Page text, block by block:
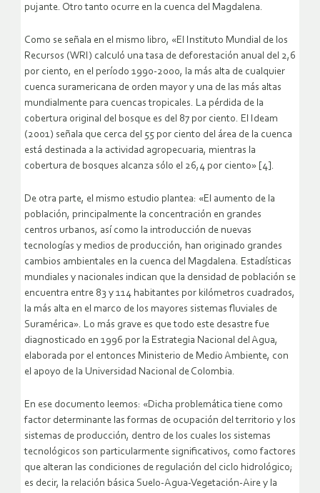
pujante. Otro tanto ocurre en la cuenca del Magdalena.
Como se señala en el mismo libro, «El Instituto Mundial de los
Recursos (WRI) calculó una tasa de deforestación anual del 2,6
por ciento, en el período 1990-2000, la más alta de cualquier
cuenca suramericana de orden mayor y una de las más altas
mundialmente para cuencas tropicales. La pérdida de la
cobertura original del bosque es del 87 por ciento. El Ideam
(2001) señala que cerca del 55 por ciento del área de la cuenca
está destinada a la actividad agropecuaria, mientras la
cobertura de bosques alcanza sólo el 26,4 por ciento» [4].
De otra parte, el mismo estudio plantea: «El aumento de la
población, principalmente la concentración en grandes
centros urbanos, así como la introducción de nuevas
tecnologías y medios de producción, han originado grandes
cambios ambientales en la cuenca del Magdalena. Estadísticas
mundiales y nacionales indican que la densidad de población se
encuentra entre 83 y 114 habitantes por kilómetros cuadrados,
la más alta en el marco de los mayores sistemas fluviales de
Suramérica». Lo más grave es que todo este desastre fue
diagnosticado en 1996 por la Estrategia Nacional del Agua,
elaborada por el entonces Ministerio de Medio Ambiente, con
el apoyo de la Universidad Nacional de Colombia.
En ese documento leemos: «Dicha problemática tiene como
factor determinante las formas de ocupación del territorio y los
sistemas de producción, dentro de los cuales los sistemas
tecnológicos son particularmente significativos, como factores
que alteran las condiciones de regulación del ciclo hidrológico;
es decir, la relación básica Suelo-Agua-Vegetación-Aire y la